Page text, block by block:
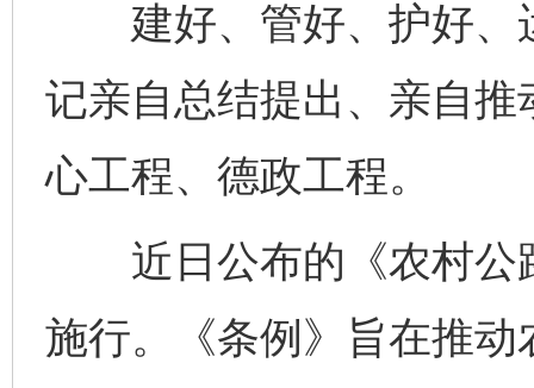
建好、管好、护好、
记亲自总结提出、亲自
心工程、德政工程。
近日公布的《农村公
施行。《条例》旨在推